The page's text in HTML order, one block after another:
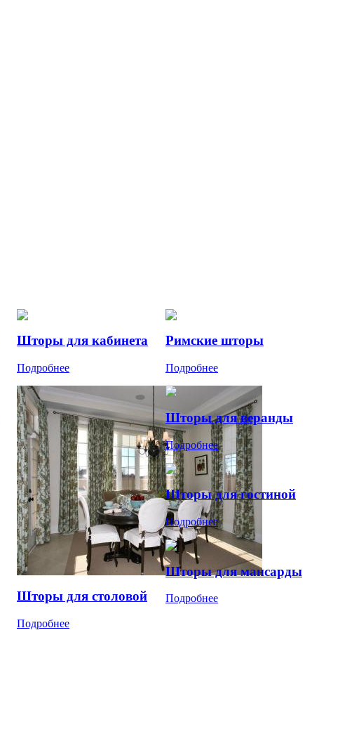
Шторы для кабинета
Подробнее
Римские шторы
Подробнее
Шторы для столовой
Подробнее
Шторы для веранды
Подробнее
Шторы для гостиной
Подробнее
Шторы для мансарды
Подробнее